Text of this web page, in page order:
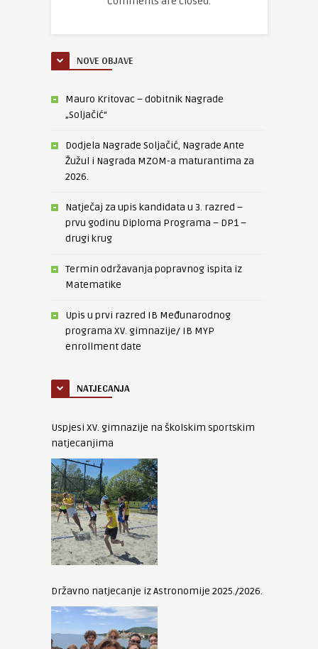
NOVE OBJAVE
Mauro Kritovac – dobitnik Nagrade
„Soljačić“
Dodjela Nagrade Soljačić, Nagrade Ante
Žužul i Nagrada MZOM-a maturantima za
2026.
Natječaj za upis kandidata u 3. razred –
prvu godinu Diploma Programa – DP1 –
drugi krug
Termin održavanja popravnog ispita iz
Matematike
Upis u prvi razred IB Međunarodnog
programa XV. gimnazije/ IB MYP
enrollment date
NATJECANJA
Uspjesi XV. gimnazije na školskim sportskim
natjecanjima
Državno natjecanje iz Astronomije 2025./2026.